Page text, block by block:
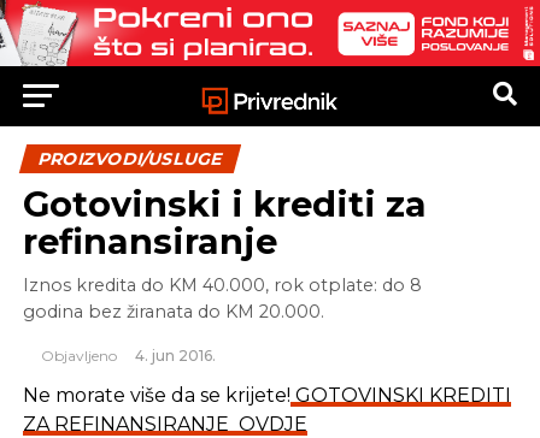
PROIZVODI/USLUGE
Gotovinski i krediti za
refinansiranje
Iznos kredita do KM 40.000, rok otplate: do 8
godina bez žiranata do KM 20.000.
Objavljeno 4. jun 2016.
Ne morate više da se krijete! GOTOVINSKI KREDITI
ZA REFINANSIRANJE OVDJE